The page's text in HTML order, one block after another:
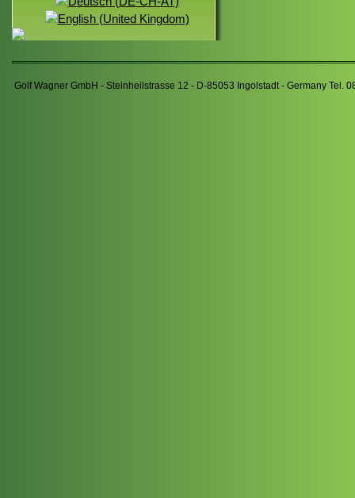
Golf Wagner GmbH - Steinheilstrasse 12 - D-85053 Ingolstadt - Germany Tel.